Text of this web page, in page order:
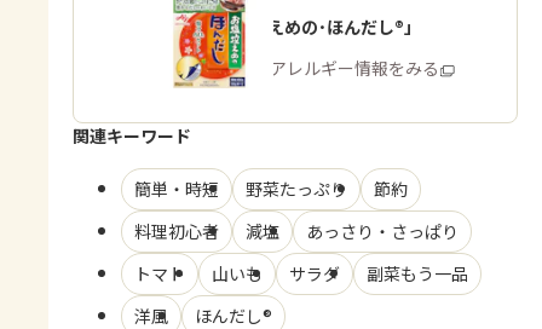
「お塩控えめの･ほんだし®」
商品・アレルギー情報をみる
関連キーワード
簡単・時短 野菜たっぷり
節約
料理初心者
減塩
あっさり・さっぱり
トマト
山いも サラダ
副菜もう一品
洋風
ほんだし®